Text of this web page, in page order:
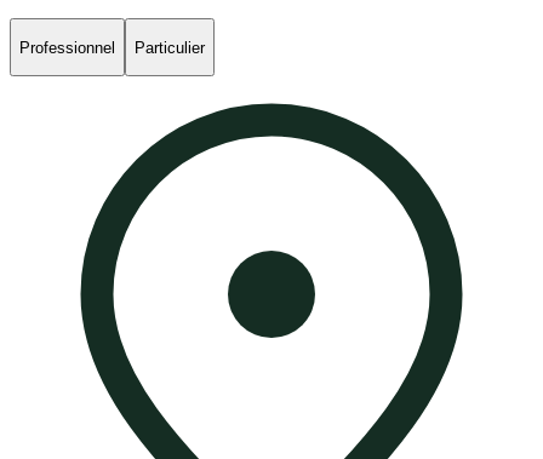
Professionnel Particulier